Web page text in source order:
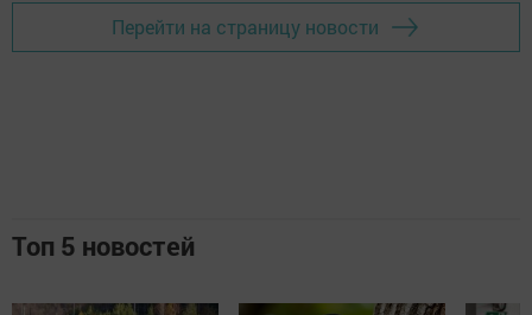
Перейти на страницу новости
Топ 5 новостей